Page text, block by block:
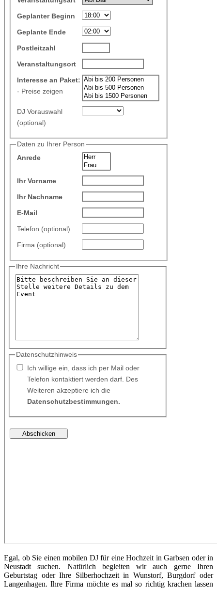
Egal, ob Sie einen mobilen DJ für eine Hochzeit in Garbsen oder in
Neustadt suchen. Natürlich begleiten wir auch gerne Ihren
Geburtstag oder Ihre Silberhochzeit in Wunstorf, Burgdorf oder
Langenhagen. Ihre Firma möchte es mal so richtig krachen lassen